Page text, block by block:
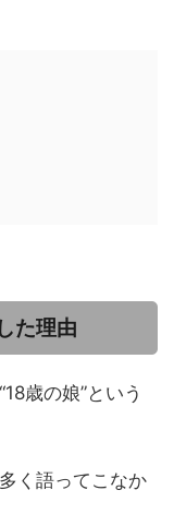
た理由
歳の娘”という
く語ってこなか